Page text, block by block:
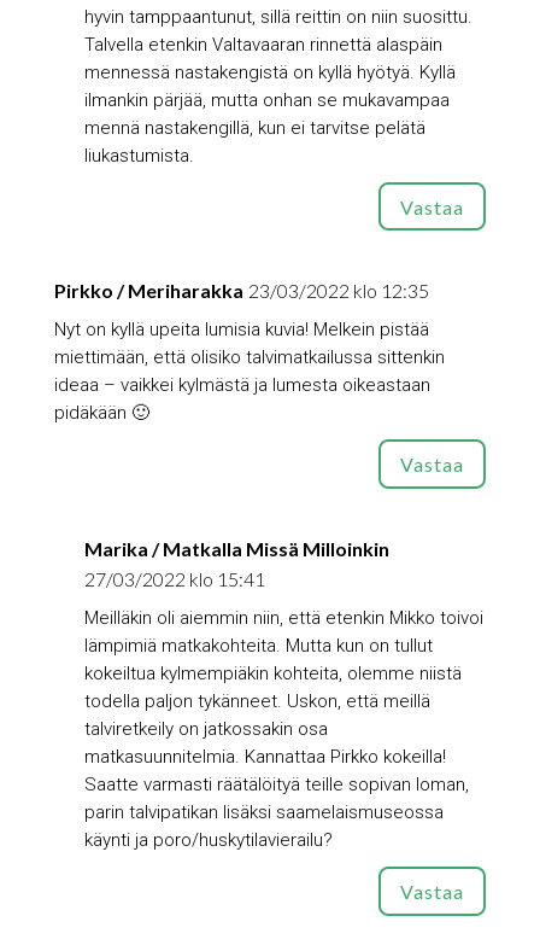
hyvin tamppaantunut, sillä reittin on niin suosittu.
Talvella etenkin Valtavaaran rinnettä alaspäin
mennessä nastakengistä on kyllä hyötyä. Kyllä
ilmankin pärjää, mutta onhan se mukavampaa
mennä nastakengillä, kun ei tarvitse pelätä
liukastumista.
Vastaa
Pirkko / Meriharakka 23/03/2022 klo 12:35
Nyt on kyllä upeita lumisia kuvia! Melkein pistää
miettimään, että olisiko talvimatkailussa sittenkin
ideaa – vaikkei kylmästä ja lumesta oikeastaan
pidäkään 🙂
Vastaa
Marika / Matkalla Missä Milloinkin
27/03/2022 klo 15:41
Meilläkin oli aiemmin niin, että etenkin Mikko toivoi
lämpimiä matkakohteita. Mutta kun on tullut
kokeiltua kylmempiäkin kohteita, olemme niistä
todella paljon tykänneet. Uskon, että meillä
talviretkeily on jatkossakin osa
matkasuunnitelmia. Kannattaa Pirkko kokeilla!
Saatte varmasti räätälöityä teille sopivan loman,
parin talvipatikan lisäksi saamelaismuseossa
käynti ja poro/huskytilavierailu?
Vastaa